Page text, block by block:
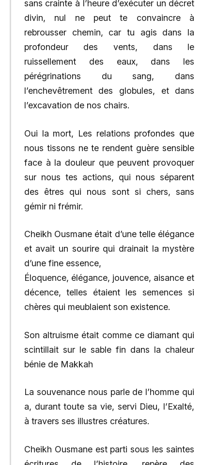
sans crainte à l’heure d’exécuter un décret
divin, nul ne peut te convaincre à
rebrousser chemin, car tu agis dans la
profondeur des vents, dans le
ruissellement des eaux, dans les
pérégrinations du sang, dans
l’enchevêtrement des globules, et dans
l’excavation de nos chairs.
Oui la mort, Les relations profondes que
nous tissons ne te rendent guère sensible
face à la douleur que peuvent provoquer
sur nous tes actions, qui nous séparent
des êtres qui nous sont si chers, sans
gémir ni frémir.
Cheikh Ousmane était d’une telle élégance
et avait un sourire qui drainait la mystère
d’une fine essence,
Éloquence, élégance, jouvence, aisance et
décence, telles étaient les semences si
chères qui meublaient son existence.
Son altruisme était comme ce diamant qui
scintillait sur le sable fin dans la chaleur
bénie de Makkah
La souvenance nous parle de l’homme qui
a, durant toute sa vie, servi Dieu, l’Exalté,
à travers ses illustres créatures.
Cheikh Ousmane est parti sous les saintes